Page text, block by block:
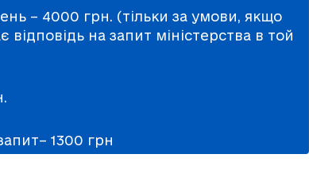
– 4000 грн. (тільки за умови, якщо
відповідь на запит міністерства в той
1300 грн